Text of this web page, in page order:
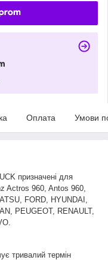
Оплата Умови
призначені для
Actros 960, Antos 960,
FORD, HYUNDAI,
PEUGEOT, RENAULT,
тривалий термін